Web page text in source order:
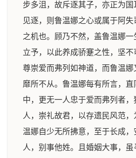
步多沮，故斥逐其子，亦正为
见逐，则鲁温娜之心或属于阿
之机也。顾乃不然，盖鲁温娜
立予，以此养成骄蹇之性，坚
尊崇爱而弗列如神道，而鲁温
靡所不从。鲁温娜每有所言，直
中，更无一人忠于爱而弗列者，
人，崇礼故君，以存遗民风范
温娜自少无所拂意，至于长成，
人，别事他姓。且婚姻大事，